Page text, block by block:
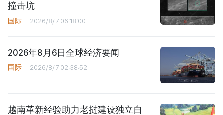
撞击坑
国际 2026/8/7 06:18:00
2026年8月6日全球经济要闻
国际 2026/8/7 02:38:52
越南革新经验助力老挝建设独立自